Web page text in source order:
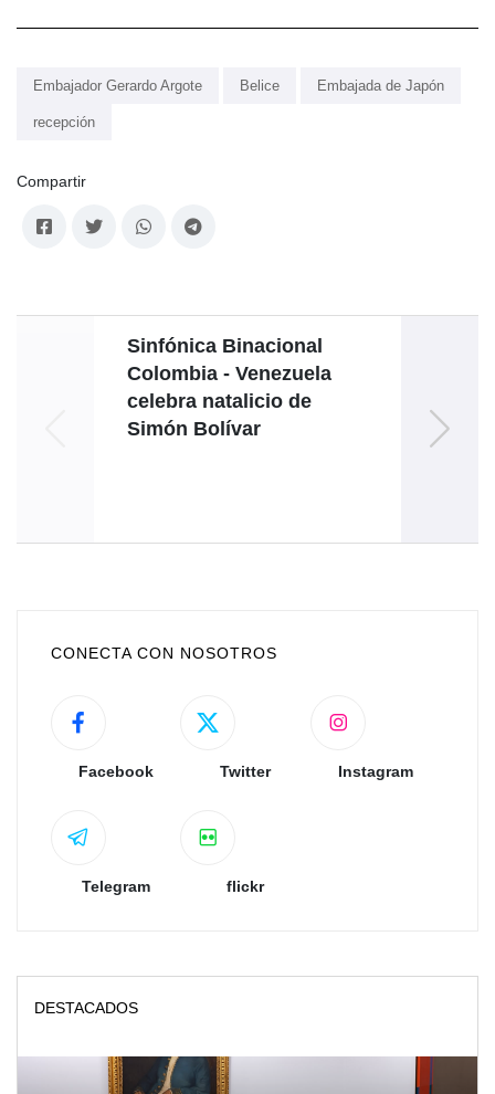
Embajador Gerardo Argote Belice Embajada de Japón
recepción
Compartir
Sinfónica Binacional
Colombia - Venezuela
celebra natalicio de
Simón Bolívar
CONECTA CON NOSOTROS
Facebook Twitter Instagram
Telegram flickr
DESTACADOS